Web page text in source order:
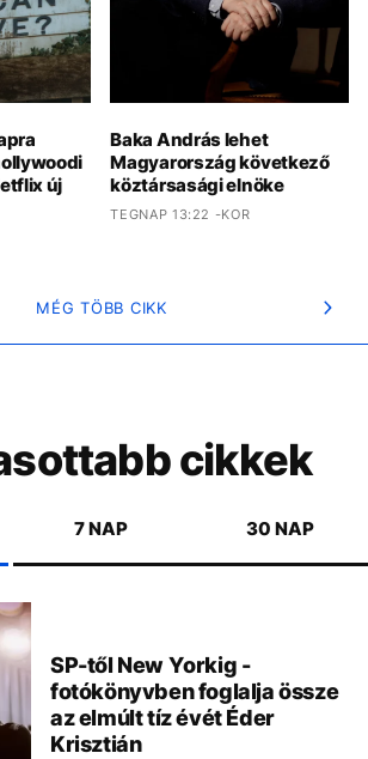
új
Baka András lehet
Magyarország következő
köztársasági elnöke
TEGNAP 13:22 -KOR
MÉG TÖBB CIKK
cikkek
7 NAP 30 NAP
SP-től New Yorkig -
fotókönyvben foglalja össze
az elmúlt tíz évét Éder
Krisztián